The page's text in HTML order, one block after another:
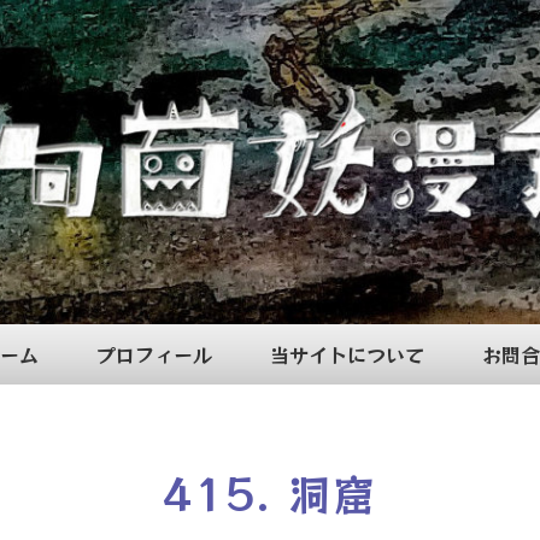
ム プロフィール 当サイトについて お問
415. 洞窟